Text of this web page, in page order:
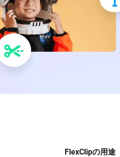
FlexClipの用途